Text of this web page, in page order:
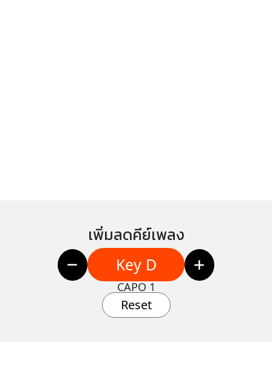
เพิ่มลดคีย์เพลง
Key D
CAPO 1
Reset